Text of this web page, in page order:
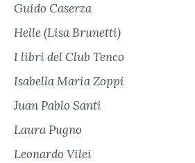
Guido Caserza
Helle (Lisa Brunetti)
I libri del Club Tenco
Isabella Maria Zoppi
Juan Pablo Santi
Laura Pugno
Leonardo Vilei